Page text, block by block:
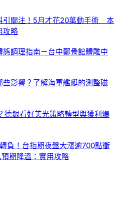
引關注！5月才花20萬動手術 本
攻略
調理指南－台中鄭骨館體雕中
影響？了解海軍艦艇的測整磁
德銀看好美光策略轉型與獲利爆
負！台指期夜盤大漲逾700點衝
期降溫：實用攻略